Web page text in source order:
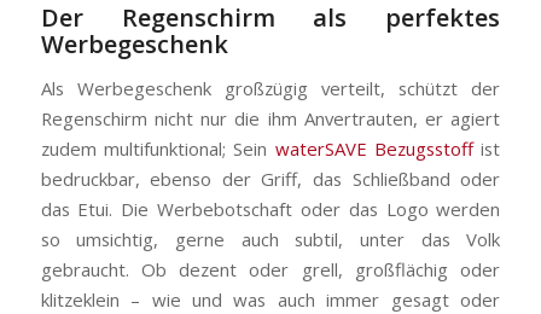
Der Regenschirm als perfektes
Werbegeschenk
Als Werbegeschenk großzügig verteilt, schützt der
Regenschirm nicht nur die ihm Anvertrauten, er agiert
zudem multifunktional; Sein waterSAVE Bezugsstoffist
bedruckbar, ebenso der Griff, das Schließband oder
das Etui. Die Werbebotschaft oder das Logo werden
so umsichtig, gerne auch subtil, unter das Volk
gebraucht. Ob dezent oder grell, großflächig oder
klitzeklein – wie und was auch immer gesagt oder